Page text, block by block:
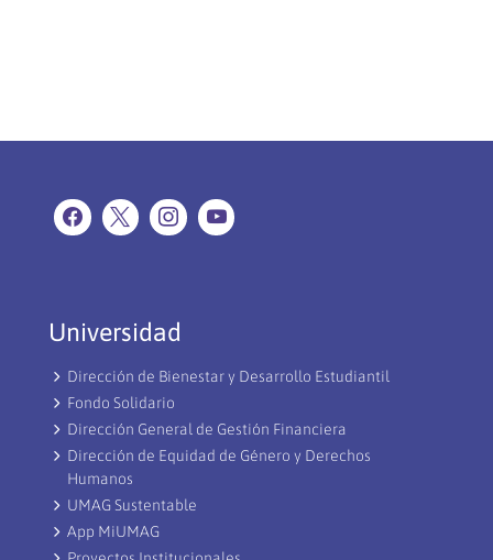
Universidad
Dirección de Bienestar y Desarrollo Estudiantil
Fondo Solidario
Dirección General de Gestión Financiera
Dirección de Equidad de Género y Derechos
Humanos
UMAG Sustentable
App MiUMAG